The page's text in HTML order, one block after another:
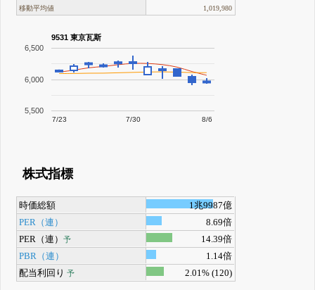
移動平均値 1,019,980
9531 東京瓦斯
7/23 7/30 8/6
5,500
6,000
6,500
株式指標
時価総額
1兆9987億
PER（連）
8.69倍
PER（連）予
14.39倍
PBR（連）
1.14倍
配当利回り 予 2.01% (120)